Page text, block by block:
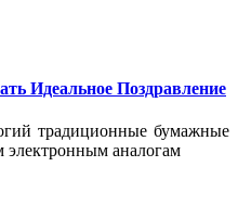
Идеальное Поздравление
традиционные бумажные
электронным аналогам